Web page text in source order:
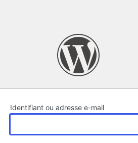
Identifiant ou adresse e-mail